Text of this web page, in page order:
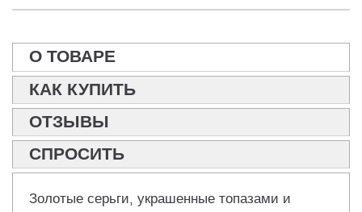
О ТОВАРЕ
КАК КУПИТЬ
ОТЗЫВЫ
СПРОСИТЬ
Золотые серьги, украшенные топазами и